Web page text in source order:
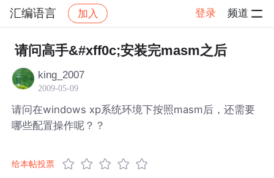
汇编语言 加入 登录 频道
社区 汇编语言 帖子详情
请问高手&#xff0c;安装完masm之后
king_2007
2009-05-09
请问在windows xp系统环境下按照masm后，还需要
哪些配置操作呢？？
给本帖投票